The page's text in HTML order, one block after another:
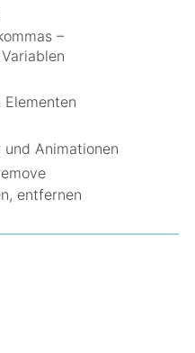
–
Animationen
entfernen